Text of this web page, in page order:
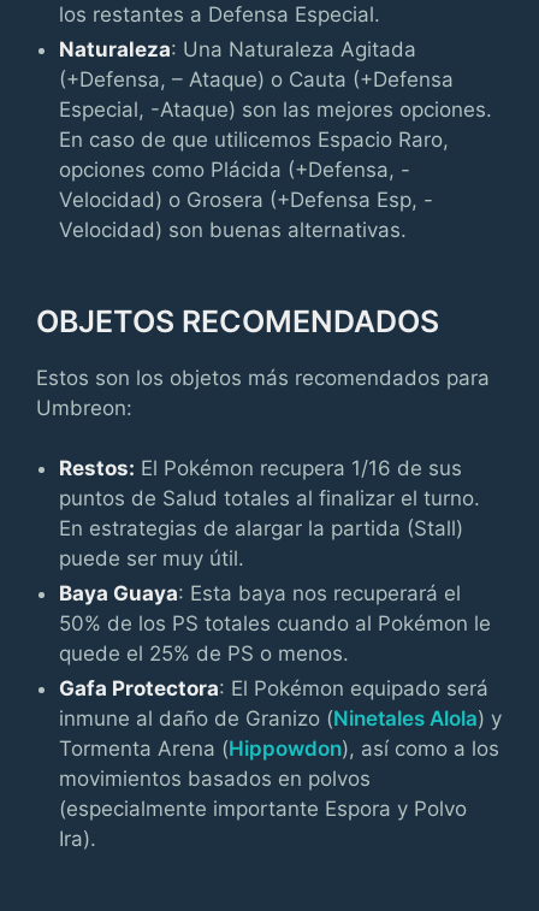
los restantes a Defensa Especial.
Naturaleza: Una Naturaleza Agitada
(+Defensa, – Ataque) o Cauta (+Defensa
Especial, -Ataque) son las mejores opciones.
En caso de que utilicemos Espacio Raro,
opciones como Plácida (+Defensa, -
Velocidad) o Grosera (+Defensa Esp, -
Velocidad) son buenas alternativas.
OBJETOS RECOMENDADOS
Estos son los objetos más recomendados para
Umbreon:
Restos: El Pokémon recupera 1/16 de sus
puntos de Salud totales al finalizar el turno.
En estrategias de alargar la partida (Stall)
puede ser muy útil.
Baya Guaya: Esta baya nos recuperará el
50% de los PS totales cuando al Pokémon le
quede el 25% de PS o menos.
Gafa Protectora: El Pokémon equipado será
inmune al daño de Granizo (Ninetales Alola) y
Tormenta Arena (Hippowdon), así como a los
movimientos basados en polvos
(especialmente importante Espora y Polvo
Ira).